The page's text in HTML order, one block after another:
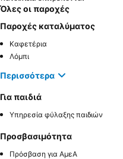
Όλες οι παροχές
Παροχές καταλύματος
Καφετέρια
Λόμπι
Περισσότερα
Για παιδιά
Υπηρεσία φύλαξης παιδιών
Προσβασιμότητα
Πρόσβαση για ΑμεΑ